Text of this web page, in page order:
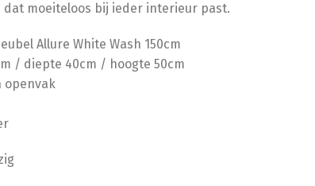
moeiteloos bij ieder interieur past.
Allure White Wash 150cm
/ diepte 40cm / hoogte 50cm
openvak